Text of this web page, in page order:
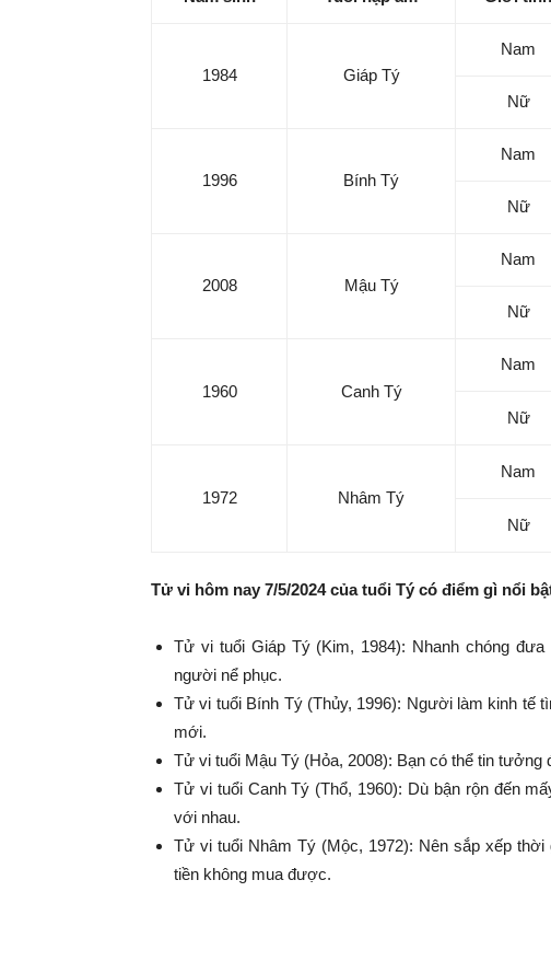
|
Vé
1984 Giáp Tý
Nam
Nữ
1996 Bính Tý
Nam
Nữ
2008 Mậu Tý
Nam
Nữ
1960 Canh Tý
Nam
Nữ
1972 Nhâm Tý
Nam
Nữ
Tử vi hôm nay 7/5/2024 của tuổi Tý có điểm gì nổi
Tử vi tuổi Giáp Tý (Kim, 1984): Nhanh chóng
người nể phục.
Tử vi tuổi Bính Tý (Thủy, 1996): Người làm kinh tế
mới.
Tử vi tuổi Mậu Tý (Hỏa, 2008): Bạn có thể tin tưởng
Tử vi tuổi Canh Tý (Thổ, 1960): Dù bận rộn đến
với nhau.
Tử vi tuổi Nhâm Tý (Mộc, 1972): Nên sắp xếp
tiền không mua được.